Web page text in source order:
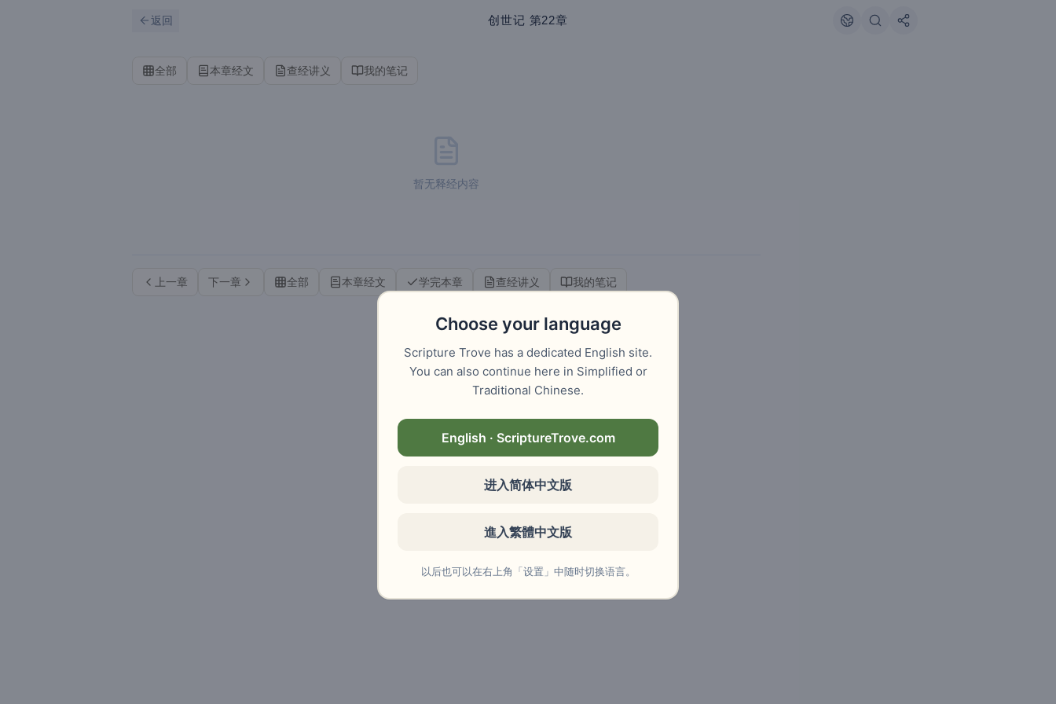
返回 创世记 第22章
全部 本章经文 查经讲义 我的笔记
暂无释经内容
上一章 下一章 全部 本章经文 学完本章 查经讲义 我的笔记
Choose your language
Scripture Trove has a dedicated English site.
You can also continue here in Simplified or
Traditional Chinese.
English · ScriptureTrove.com
进入简体中文版
進入繁體中文版
以后也可以在右上角「设置」中随时切换语言。